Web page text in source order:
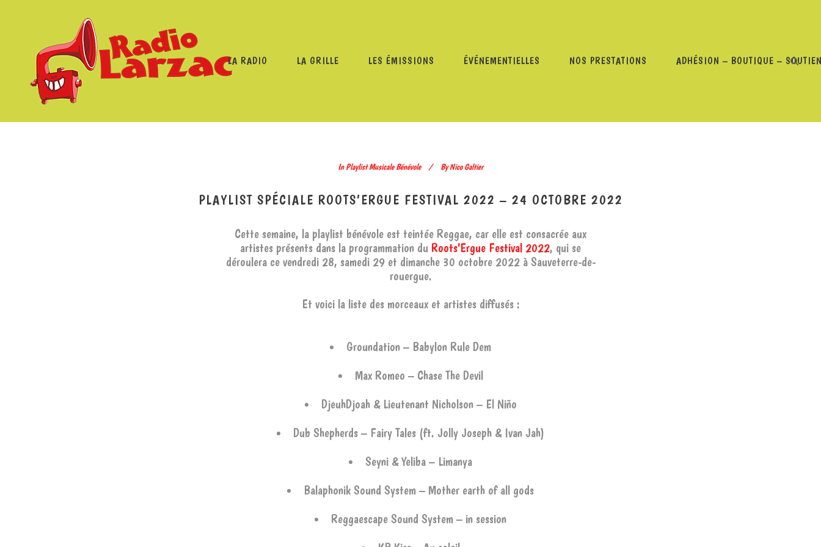
LA RADIO LA GRILLE LES ÉMISSIONS ÉVÉNEMENTIELLES NOS PRESTATIONS ADHÉSION – BOUTIQUE –
In Playlist Musicale Bénévole By Nico Galtier
PLAYLIST SPÉCIALE ROOTS’ERGUE FESTIVAL 2022 – 24 OCTOBRE 2022
Cette semaine, la playlist bénévole est teintée Reggae, car elle est consacrée aux
artistes présents dans la programmation du Roots’Ergue Festival 2022, qui se
déroulera ce vendredi 28, samedi 29 et dimanche 30 octobre 2022 à Sauveterre-de-
rouergue.
Et voici la liste des morceaux et artistes diffusés :
Groundation – Babylon Rule Dem
Max Romeo – Chase The Devil
DjeuhDjoah & Lieutenant Nicholson – El Niño
Dub Shepherds – Fairy Tales (ft. Jolly Joseph & Ivan Jah)
Seyni & Yeliba – Limanya
Balaphonik Sound System – Mother earth of all gods
Reggaescape Sound System – in session